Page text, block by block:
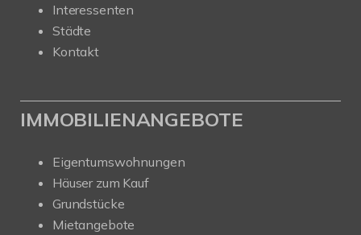
Interessenten
Städte
Kontakt
IMMOBILIENANGEBOTE
Eigentumswohnungen
Häuser zum Kauf
Grundstücke
Mietangebote